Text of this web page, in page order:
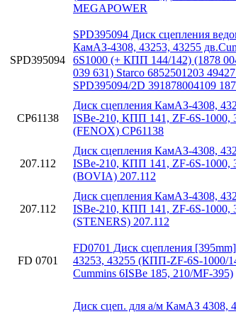
MEGAPOWER
SPD395094
SPD395094 Диск сцепления
КамАЗ-4308, 43253, 43255
6S1000 (+ КПП 144/142) (1878
039 631) Starco 6852501203
SPD395094/2D 391878004109
CP61138
Диск сцепления КамАЗ-4308,
ISBe-210, КПП 141, ZF-6S-1000,
(FENOX) CP61138
207.112
Диск сцепления КамАЗ-4308,
ISBe-210, КПП 141, ZF-6S-1000,
(BOVIA) 207.112
207.112
Диск сцепления КамАЗ-4308,
ISBe-210, КПП 141, ZF-6S-1000,
(STENERS) 207.112
FD 0701
FD0701 Диск сцепления
43253, 43255 (КПП-ZF-6S-1000/
Cummins 6ISBe 185, 210/MF-395)
Диск сцеп. для а/м КамАЗ 4308,